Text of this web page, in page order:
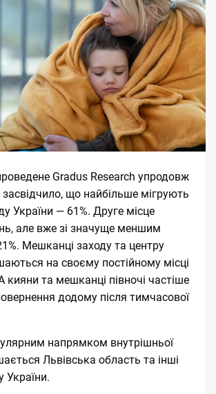
Gradus Research упродовж
що найбільше мігрують
України — 61%. Друге місце
але вже зі значуще меншим
Мешканці заходу та центру
на своєму постійному місці
та мешканці півночі частіше
додому після тимчасової
напрямком внутрішньої
Львівська область та інші
України.